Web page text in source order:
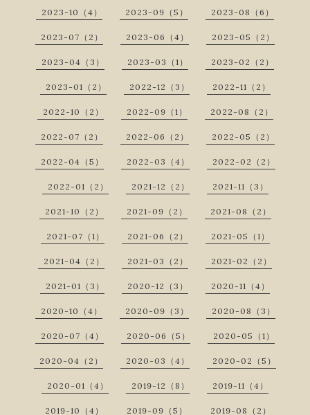
2023-10（4） 2023-09（5） 2023-08（6）
2023-07（2） 2023-06（4） 2023-05（2）
2023-04（3） 2023-03（1） 2023-02（2）
2023-01（2） 2022-12（3） 2022-11（2）
2022-10（2） 2022-09（1） 2022-08（2）
2022-07（2） 2022-06（2） 2022-05（2）
2022-04（5） 2022-03（4） 2022-02（2）
2022-01（2） 2021-12（2） 2021-11（3）
2021-10（2） 2021-09（2） 2021-08（2）
2021-07（1） 2021-06（2） 2021-05（1）
2021-04（2） 2021-03（2） 2021-02（2）
2021-01（3） 2020-12（3） 2020-11（4）
2020-10（4） 2020-09（3） 2020-08（3）
2020-07（4） 2020-06（5） 2020-05（1）
2020-04（2） 2020-03（4） 2020-02（5）
2020-01（4） 2019-12（8） 2019-11（4）
2019-10（4） 2019-09（5） 2019-08（2）